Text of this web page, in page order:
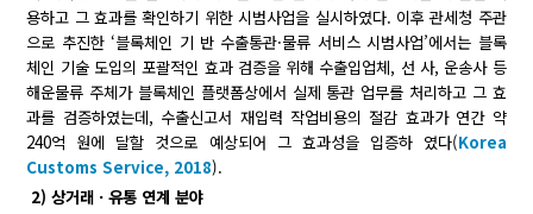
용하고 그 효과를 확인하기 위한 시범사업을 실시하였다. 이후 관세청 주관
으로 추진한 ‘블록체인 기 반 수출통관·물류 서비스 시범사업’에서는 블록
체인 기술 도입의 포괄적인 효과 검증을 위해 수출입업체, 선 사, 운송사 등
해운물류 주체가 블록체인 플랫폼상에서 실제 통관 업무를 처리하고 그 효
과를 검증하였는데, 수출신고서 재입력 작업비용의 절감 효과가 연간 약
240억 원에 달할 것으로 예상되어 그 효과성을 입증하 였다(Korea
Customs Service, 2018).
2) 상거래ㆍ유통 연계 분야